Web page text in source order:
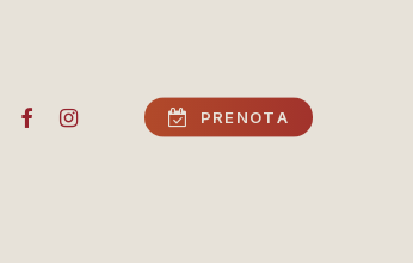
PRE NOTA
FACEBOOKINSTAGRAM